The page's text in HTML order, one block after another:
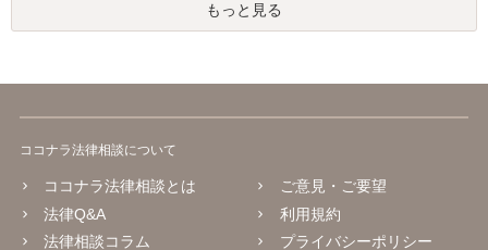
もっと見る
ココナラ法律相談について
ココナラ法律相談とは
法律Q&A
法律相談コラム
ご意見・ご要望
利用規約
プライバシーポリシー